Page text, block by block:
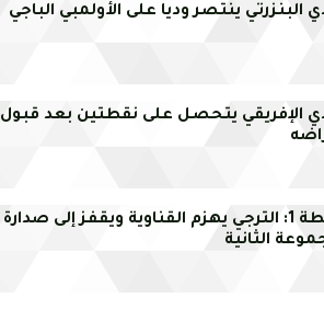
البنزرتي ينتصر وديا على الأولمبي الباجي
الإفريقي يتحصل على نقطتين بعد قبول
الرابطة 1: الترجي يهزم القناوية ويقفز إلى صدارة
الثانية